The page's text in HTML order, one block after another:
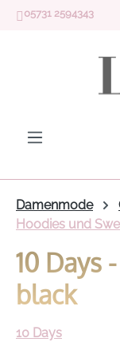
Zum Hauptinhalt
05731 2594343
Damenmode
Hoodies und
10 Days
black
10 Days